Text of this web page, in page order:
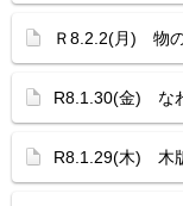
Ｒ8.2.2(月) 物
R8.1.30(金) な
R8.1.29(木) 木